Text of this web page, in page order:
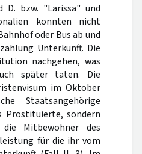
D. bzw. "Larissa" und
konnten nicht
oder Bus ab und
Unterkunft. Die
nachgehen, was
später taten. Die
im Oktober
Staatsangehörige
sondern
Mitbewohner des
für die ihr vom